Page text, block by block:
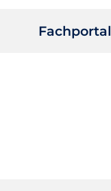
Fachportal